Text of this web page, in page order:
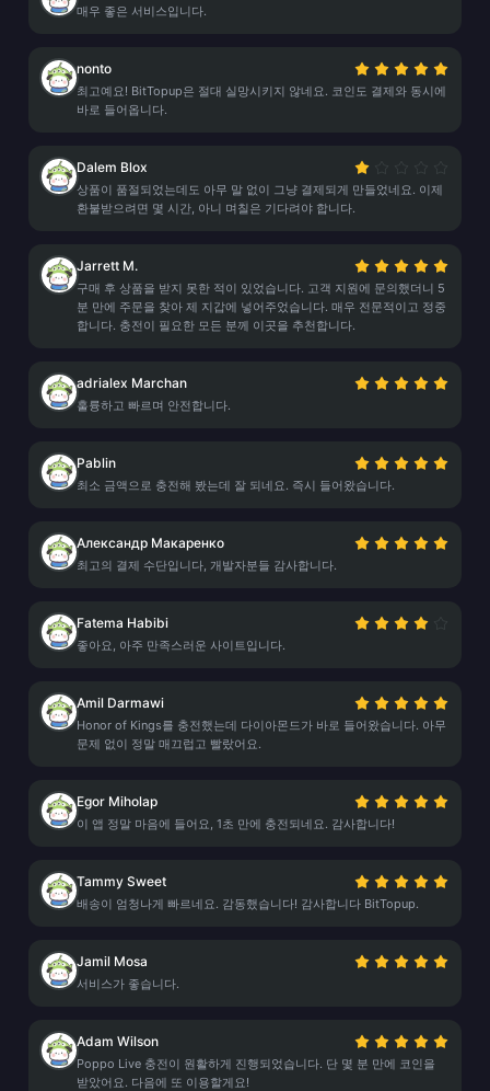
매우 좋은 서비스입니다.
nonto
최고예요! BitTopup은 절대 실망시키지 않네요. 코인도 결제와 동시에
바로 들어옵니다.
Dalem Blox
상품이 품절되었는데도 아무 말 없이 그냥 결제되게 만들었네요. 이제
환불받으려면 몇 시간, 아니 며칠은 기다려야 합니다.
Jarrett M.
구매 후 상품을 받지 못한 적이 있었습니다. 고객 지원에 문의했더니 5
분 만에 주문을 찾아 제 지갑에 넣어주었습니다. 매우 전문적이고 정중
합니다. 충전이 필요한 모든 분께 이곳을 추천합니다.
adrialex Marchan
훌륭하고 빠르며 안전합니다.
Pablin
최소 금액으로 충전해 봤는데 잘 되네요. 즉시 들어왔습니다.
Александр Макаренко
최고의 결제 수단입니다, 개발자분들 감사합니다.
Fatema Habibi
좋아요, 아주 만족스러운 사이트입니다.
Amil Darmawi
Honor of Kings를 충전했는데 다이아몬드가 바로 들어왔습니다. 아무
문제 없이 정말 매끄럽고 빨랐어요.
Egor Miholap
이 앱 정말 마음에 들어요, 1초 만에 충전되네요. 감사합니다!
Tammy Sweet
배송이 엄청나게 빠르네요. 감동했습니다! 감사합니다 BitTopup.
Jamil Mosa
서비스가 좋습니다.
Adam Wilson
Poppo Live 충전이 원활하게 진행되었습니다. 단 몇 분 만에 코인을
받았어요. 다음에 또 이용할게요!